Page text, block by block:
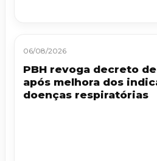
06/08/2026
PBH revoga decreto
após melhora dos
doenças respiratórias